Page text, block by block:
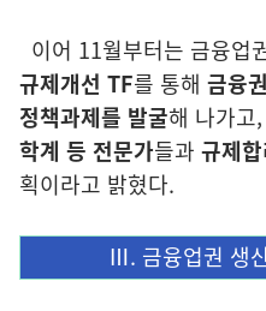
이어 11월부터는 금융업
규제개선 TF를 통해 금융
정책과제를 발굴해 나가고,
학계 등 전문가들과 규제
획이라고 밝혔다.
Ⅲ. 금융업권 생